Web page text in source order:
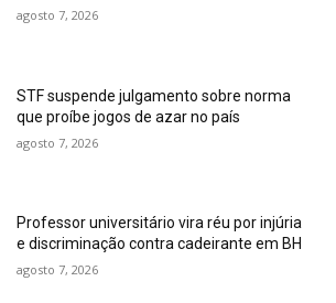
agosto 7, 2026
STF suspende julgamento sobre norma
que proíbe jogos de azar no país
agosto 7, 2026
Professor universitário vira réu por injúria
e discriminação contra cadeirante em BH
agosto 7, 2026